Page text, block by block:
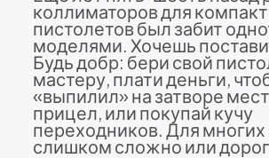
коллиматоров для
пистолетов был забит
моделями. Хочешь
Будь добр: бери свой
мастеру, плати деньги,
«выпилил» на затворе
прицел, или покупай кучу
переходников. Для многих
слишком сложно или